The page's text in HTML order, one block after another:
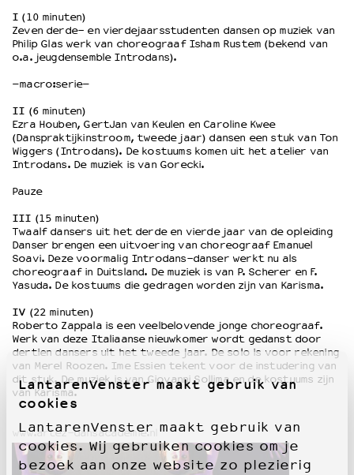
LantarenVenster maakt gebruik van
cookies
LantarenVenster maakt gebruik van
cookies. Wij gebruiken cookies om je
bezoek aan onze website zo plezierig
OVER LANTARENVENSTER
Wat we doen
Werken bij
Word vriend
Historie
Partners
Privacyverklaring
Integriteits- en gedragscode
Duurzaamheid
Culturele boycot Israël
Ruimte voor artistieke vrijheid – VNPF
I (10 minuten)
Zeven derde- en vierdejaarsstudenten dansen op muziek van
Philip Glas werk van choreograaf Isham Rustem (bekend van
o.a. jeugdensemble Introdans).
–macro:serie–
II (6 minuten)
Ezra Houben, GertJan van Keulen en Caroline Kwee
(Danspraktijkinstroom, tweede jaar) dansen een stuk van Ton
Wiggers (Introdans). De kostuums komen uit het atelier van
Introdans. De muziek is van Gorecki.
Pauze
III (15 minuten)
Twaalf dansers uit het derde en vierde jaar van de opleiding
Danser brengen een uitvoering van choreograaf Emanuel
Soavi. Deze voormalig Introdans-danser werkt nu als
choreograaf in Duitsland. De muziek is van P. Scherer en F.
Yasuda. De kostuums die gedragen worden zijn van Karisma.
IV (22 minuten)
Roberto Zappala is een veelbelovende jonge choreograaf.
Werk van deze Italiaanse nieuwkomer wordt gedanst door
dertien dansers uit het tweede jaar. De solo is voor rekening
van Merel Roozen. Ime Essien tekent voor de instudering van
dit stuk. De muziek is van Giovanni Sollima en de kostuums zijn
van Karisma.
www.artez-dansacademie.nl